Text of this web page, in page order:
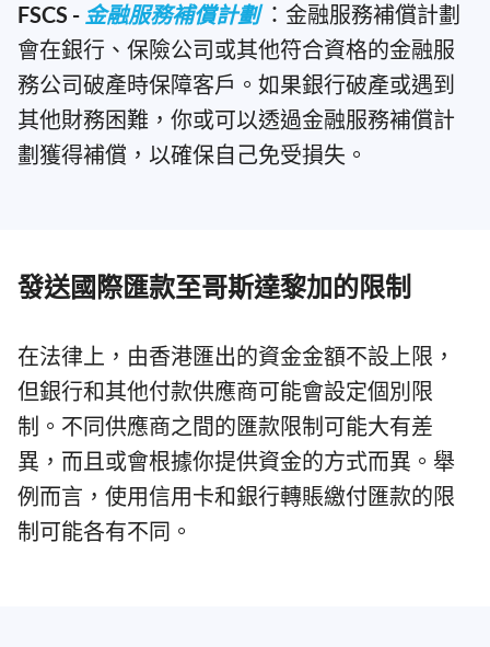
FSCS - 金融服務補償計劃：金融服務補償計劃
會在銀行、保險公司或其他符合資格的金融服
務公司破產時保障客戶。如果銀行破產或遇到
其他財務困難，你或可以透過金融服務補償計
劃獲得補償，以確保自己免受損失。
發送國際匯款至哥斯達黎加的限制
在法律上，由香港匯出的資金金額不設上限，
但銀行和其他付款供應商可能會設定個別限
制。不同供應商之間的匯款限制可能大有差
異，而且或會根據你提供資金的方式而異。舉
例而言，使用信用卡和銀行轉賬繳付匯款的限
制可能各有不同。